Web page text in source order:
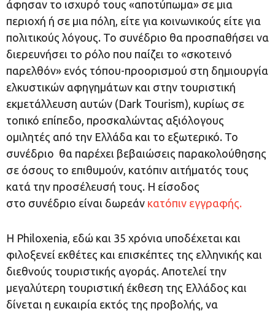
άφησαν το ισχυρό τους «αποτύπωμα» σε μια
περιοχή ή σε μια πόλη, είτε για κοινωνικούς είτε για
πολιτικούς λόγους. Το συνέδριο θα προσπαθήσει να
διερευνήσει το ρόλο που παίζει το «σκοτεινό
παρελθόν» ενός τόπου-προορισμού στη δημιουργία
ελκυστικών αφηγημάτων και στην τουριστική
εκμετάλλευση αυτών (Dark Tourism), κυρίως σε
τοπικό επίπεδο, προσκαλώντας αξιόλογους
ομιλητές από την Ελλάδα και το εξωτερικό. Το
συνέδριο θα παρέχει βεβαιώσεις παρακολούθησης
σε όσους το επιθυμούν, κατόπιν αιτήματός τους
κατά την προσέλευσή τους. Η είσοδος
στο συνέδριο είναι δωρεάν κατόπιν εγγραφής.
H Philoxenia, εδώ και 35 χρόνια υποδέχεται και
φιλοξενεί εκθέτες και επισκέπτες της ελληνικής και
διεθνούς τουριστικής αγοράς. Αποτελεί την
μεγαλύτερη τουριστική έκθεση της Ελλάδος και
δίνεται η ευκαιρία εκτός της προβολής, να